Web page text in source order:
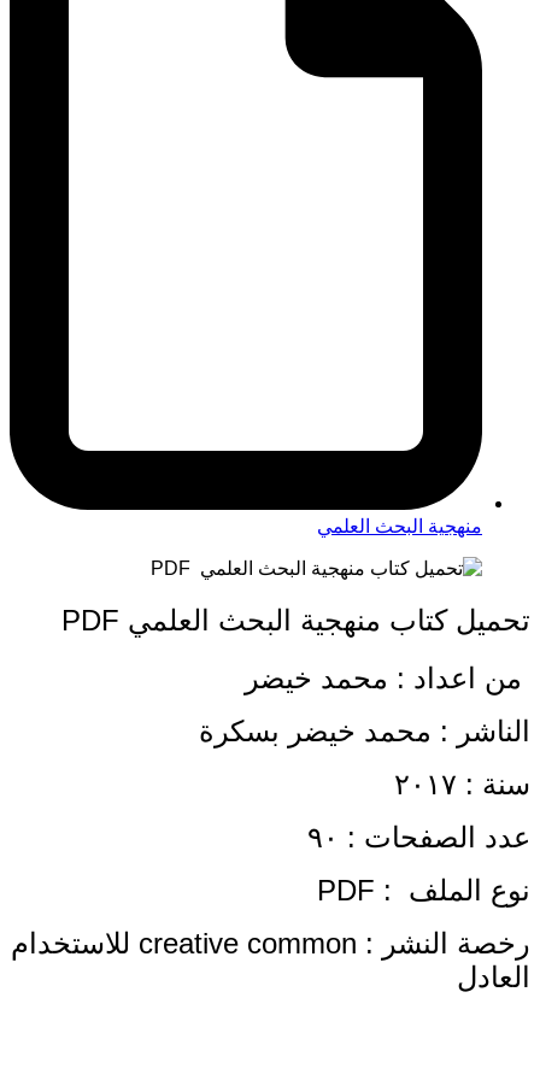
منهجية البحث العلمي
تحميل كتاب منهجية البحث العلمي PDF
من اعداد : محمد خيضر
الناشر : محمد خيضر بسكرة
سنة : ٢٠١٧
عدد الصفحات : ٩٠
نوع الملف : PDF
رخصة النشر : creative common للاستخدام
العادل